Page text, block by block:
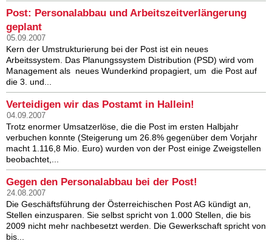
Post: Personalabbau und Arbeitszeitverlängerung
geplant
05.09.2007
Kern der Umstrukturierung bei der Post ist ein neues
Arbeitssystem. Das Planungssystem Distribution (PSD) wird vom
Management als neues Wunderkind propagiert, um die Post auf
die 3. und...
Verteidigen wir das Postamt in Hallein!
04.09.2007
Trotz enormer Umsatzerlöse, die die Post im ersten Halbjahr
verbuchen konnte (Steigerung um 26.8% gegenüber dem Vorjahr
macht 1.116,8 Mio. Euro) wurden von der Post einige Zweigstellen
beobachtet,...
Gegen den Personalabbau bei der Post!
24.08.2007
Die Geschäftsführung der Österreichischen Post AG kündigt an,
Stellen einzusparen. Sie selbst spricht von 1.000 Stellen, die bis
2009 nicht mehr nachbesetzt werden. Die Gewerkschaft spricht von
bis...